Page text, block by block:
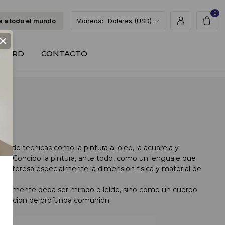
a todo el mundo Moneda: Dolares (USD)
0
CARD CONTACTO
de técnicas como la pintura al óleo, la acuarela y
Concibo la pintura, ante todo, como un lenguaje que
interesa especialmente la dimensión física y material de
deba ser mirado o leído, sino como un cuerpo
de profunda comunión.
×